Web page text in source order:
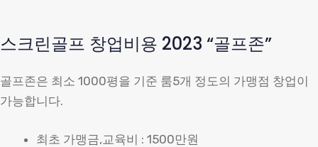
스크린골프 창업비용 2023 “골프존”
골프존은 최소 1000평을 기준 룸5개 정도의 가맹점 창업이
가능합니다.
최초 가맹금,교육비 : 1500만원